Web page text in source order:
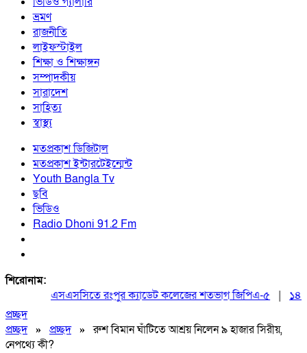
ভ্রমণ
রাজনীতি
লাইফস্টাইল
শিক্ষা ও শিক্ষাঙ্গন
সম্পাদকীয়
সারাদেশ
সাহিত্য
স্বাস্থ্য
মতপ্রকাশ ডিজিটাল
মতপ্রকাশ ইন্টারটেইন্মেন্ট
Youth Bangla Tv
ছবি
ভিডিও
Radio Dhoni 91.2 Fm
শিরোনাম:
এসএসসিতে রংপুর ক্যাডেট কলেজের শতভাগ জিপিএ-৫| ১৪৪
প্রচ্ছদ
প্রচ্ছদ» প্রচ্ছদ»রুশ বিমান ঘাঁটিতে আশ্রয় নিলেন ৯ হাজার সিরীয়,
নেপথ্যে কী?